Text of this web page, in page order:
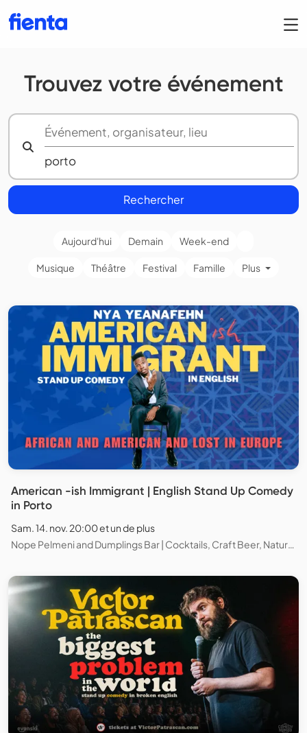
Trouvez votre événement
Rechercher
Aujourd'hui Demain Week-end
Musique Théâtre Festival Famille Plus
American -ish Immigrant | English Stand Up Comedy
in Porto
Sam. 14. nov. 20:00 et un de plus
Nope Pelmeni and Dumplings Bar | Cocktails, Craft Beer, Natural Wines, Chess and Board games, Porto